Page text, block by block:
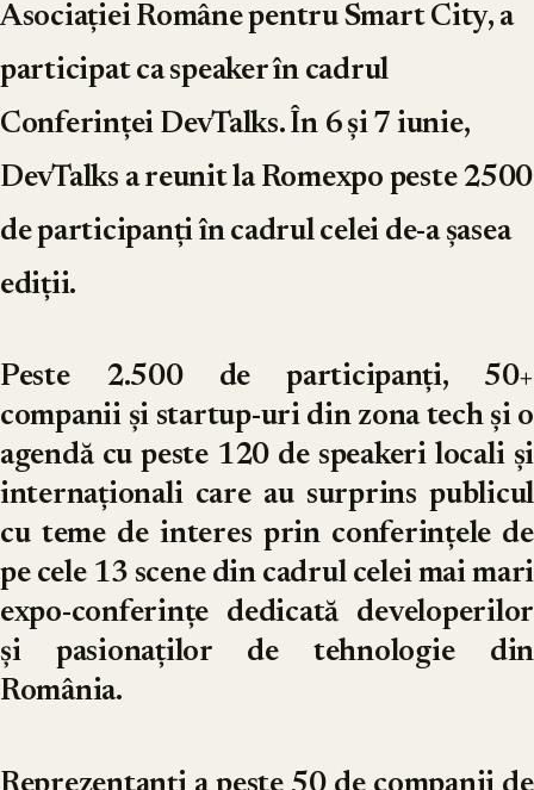
Asociației Române pentru Smart City, a
participat ca speaker în cadrul
Conferinței DevTalks. În 6 și 7 iunie,
DevTalks a reunit la Romexpo peste 2500
de participanți în cadrul celei de-a șasea
ediții.
Peste 2.500 de participanți, 50+
companii și startup-uri din zona tech și o
agendă cu peste 120 de speakeri locali și
internaționali care au surprins publicul
cu teme de interes prin conferințele de
pe cele 13 scene din cadrul celei mai mari
expo-conferințe dedicată developerilor
și pasionaților de tehnologie din
România.